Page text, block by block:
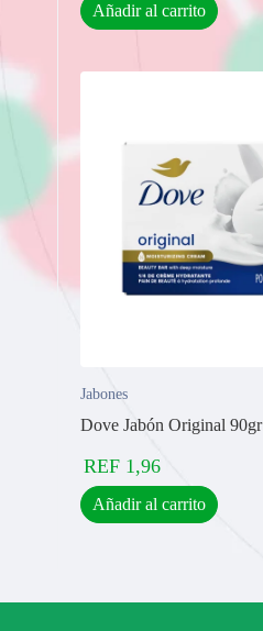
Añadir al carrito
Jabones
Dove Jabón Original 90gr
REF 1,96
Añadir al carrito